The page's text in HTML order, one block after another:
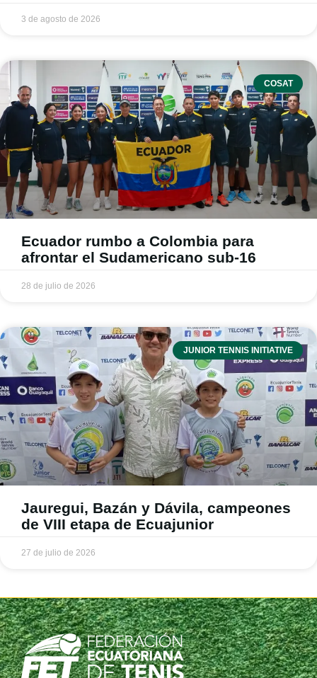
3 de agosto de 2026
COSAT
Ecuador rumbo a Colombia para
afrontar el Sudamericano sub-16
28 de julio de 2026
JUNIOR TENNIS INITIATIVE
Jauregui, Bazán y Dávila, campeones
de VIII etapa de Ecuajunior
27 de julio de 2026